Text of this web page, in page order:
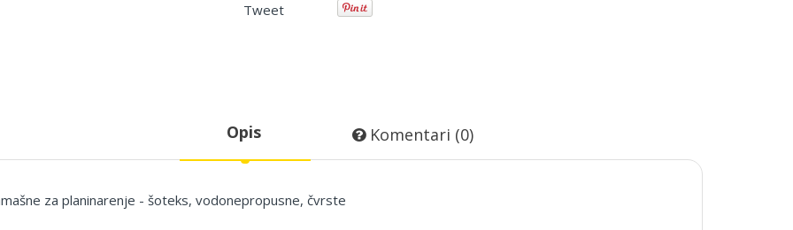
Tweet
Opis Komentari (0)
za planinarenje - šoteks, vodonepropusne, čvrste